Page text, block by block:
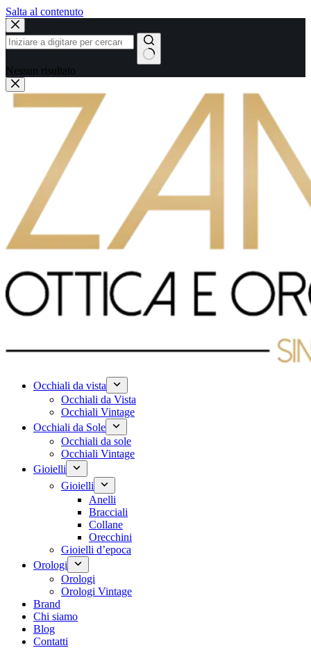
Salta al contenuto
Nessun risultato
Occhiali da vista
Occhiali da Vista
Occhiali Vintage
Occhiali da Sole
Occhiali da sole
Occhiali Vintage
Gioielli
Gioielli
Anelli
Bracciali
Collane
Orecchini
Gioielli d’epoca
Orologi
Orologi
Orologi Vintage
Brand
Chi siamo
Blog
Contatti